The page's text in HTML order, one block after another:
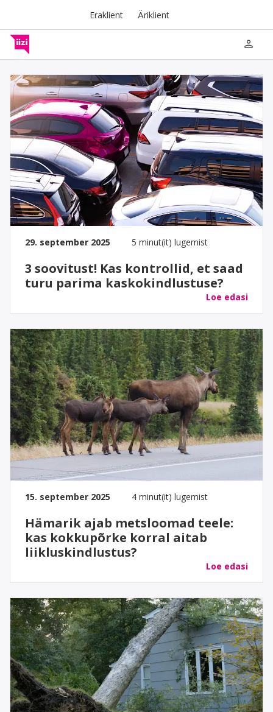
Eraklient Äriklient
person
29. september 2025 5 minut(it) lugemist
3 soovitust! Kas kontrollid, et saad
turu parima kaskokindlustuse?
Loe edasi
15. september 2025 4 minut(it) lugemist
Hämarik ajab metsloomad teele:
kas kokkupõrke korral aitab
liikluskindlustus?
Loe edasi